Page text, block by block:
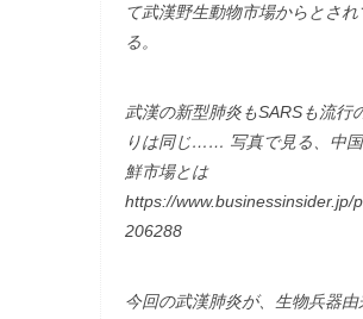
て武漢野生動物市場からとされ
る。
武漢の新型肺炎もSARSも流行
りは同じ…… 写真で見る、中
鮮市場とは
https://www.businessinsider.jp/
206288
今回の武漢肺炎が、生物兵器由